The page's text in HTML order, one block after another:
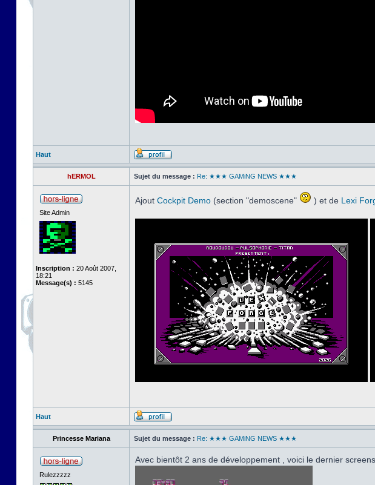
Haut
hERMOL Sujet du message : Re: ★★★ GAMiNG NEWS ★★★
Site Admin
Inscription : 20 Août 2007,
18:21
Message(s) : 5145
Ajout Cockpit Demo (section "demoscene" ) et de Lexi
Haut
Princesse Mariana Sujet du message : Re: ★★★ GAMiNG NEWS ★★★
Rulezzzzz
Avec bientôt 2 ans de développement , voici le dernier